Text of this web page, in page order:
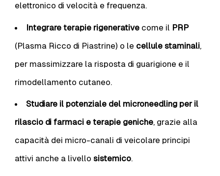
elettronico di velocità e frequenza.
Integrare terapie rigenerative come il PRP
(Plasma Ricco di Piastrine) o le cellule staminali,
per massimizzare la risposta di guarigione e il
rimodellamento cutaneo.
Studiare il potenziale del microneedling per il
rilascio di farmaci e terapie geniche, grazie alla
capacità dei micro-canali di veicolare principi
attivi anche a livello sistemico.